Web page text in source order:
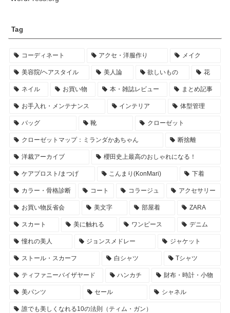
Tag
コーディネート アクセ・洋服作り メイク
美容院/ヘアスタイル 美人論 欲しいもの 花
ネイル お買い物 本・雑誌レビュー まとめ記事
お手入れ・メンテナンス インテリア 体型管理
バッグ 靴 クローゼット
クローゼットマップ：ミランダかあちゃん 断捨離
洋裁アーカイブ 櫻田史上最高のおしゃれになる！
ケアプロスト/まつげ こんまり(KonMari) 下着
カラー・骨格診断 コート コラージュ アクセサリー
お買い物反省会 美文字 部屋着 ZARA
スカート 美に触れる ワンピース デニム
憧れの美人 ジョンスメドレー ジャケット
ストール・スカーフ 白シャツ Tシャツ
ティファニーバイザヤード ハンカチ 財布・時計・小物
美パンツ セール シャネル
誰でも美しくなれる10の法則（ティム・ガン）